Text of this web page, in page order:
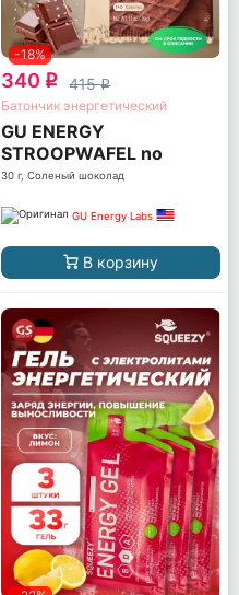
-18%
340 q 415q
Батончик энергетический
GU ENERGY
STROOPWAFEL no
caffeine
30 г, Соленый шоколад
GU Energy Labs
В корзину